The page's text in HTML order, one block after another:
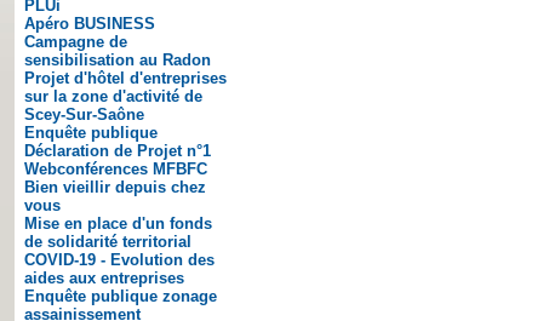
PLUi
Apéro BUSINESS
Campagne de
sensibilisation au Radon
Projet d'hôtel d'entreprises
sur la zone d'activité de
Scey-Sur-Saône
Enquête publique
Déclaration de Projet n°1
Webconférences MFBFC
Bien vieillir depuis chez
vous
Mise en place d'un fonds
de solidarité territorial
COVID-19 - Evolution des
aides aux entreprises
Enquête publique zonage
assainissement